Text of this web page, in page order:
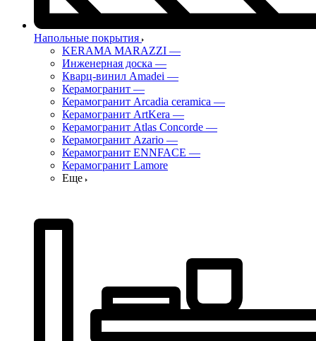
Напольные покрытия
KERAMA MARAZZI —
Инженерная доска —
Кварц-винил Amadei —
Керамогранит —
Керамогранит Arcadia ceramica —
Керамогранит ArtKera —
Керамогранит Atlas Concorde —
Керамогранит Azario —
Керамогранит ENNFACE —
Керамогранит Lamore
Еще